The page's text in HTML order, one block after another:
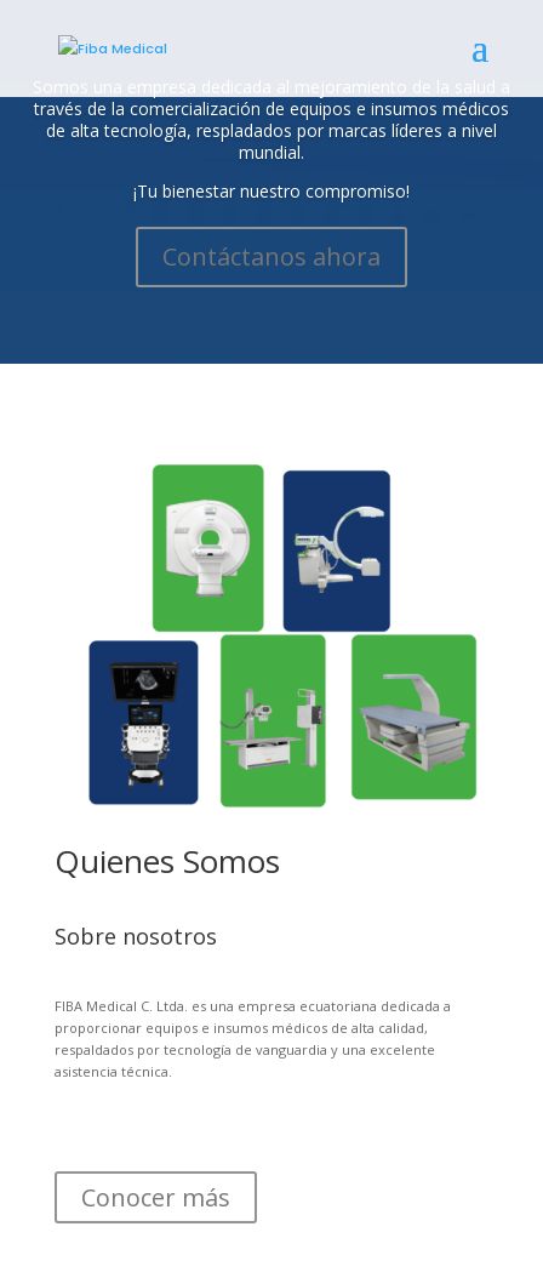
Somos una empresa dedicada al mejoramiento de la salud a
través de la comercialización de equipos e insumos médicos
de alta tecnología, respladados por marcas líderes a nivel
mundial.
¡Tu bienestar nuestro compromiso!
Contáctanos ahora
Quienes Somos
Sobre nosotros
FIBA Medical C. Ltda. es una empresa ecuatoriana dedicada a
proporcionar equipos e insumos médicos de alta calidad,
respaldados por tecnología de vanguardia y una excelente
asistencia técnica.
Conocer más